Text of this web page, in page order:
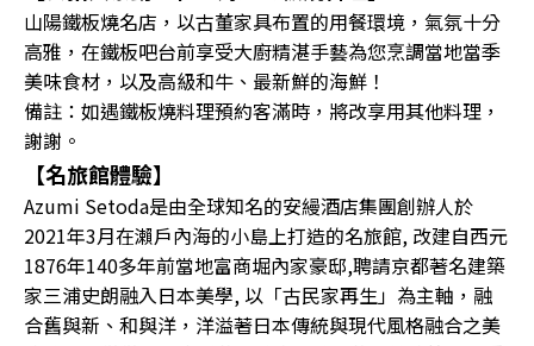
山陽鐵板燒名店，以古董家具布置的用餐環境，氣氛十分
高雅，在鐵板吧台前享受大廚精湛手藝為您烹調當地當季
美味食材，以及高級和牛、最新鮮的海鮮！
備註：如遇鐵板燒料理預約客滿時，將改享用其他料理，
謝謝。
【名旅館體驗】
Azumi Setoda是由全球知名的安縵酒店集團創辦人於
2021年3月在瀨戶內海的小島上打造的名旅館, 改建自西元
1876年140多年前當地富商堀內家豪邸,聘請京都著名建築
家三浦史朗融入日本美學, 以「古民家再生」為主軸，融
合舊與新、和與洋，洋溢著日本傳統與現代風格融合之美